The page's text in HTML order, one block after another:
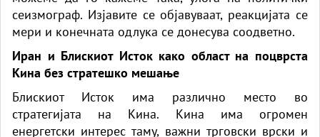
сеизмограф. Изјавите се објавуваат, реакцијата се
мери и конечната одлука се донесува соодветно.
Иран и Блискиот Исток како област на поцврста
Кина без стратешко мешање
Блискиот Исток има различно место во
стратегијата на Кина. Кина има огромен
енергетски интерес таму, важни трговски врски и